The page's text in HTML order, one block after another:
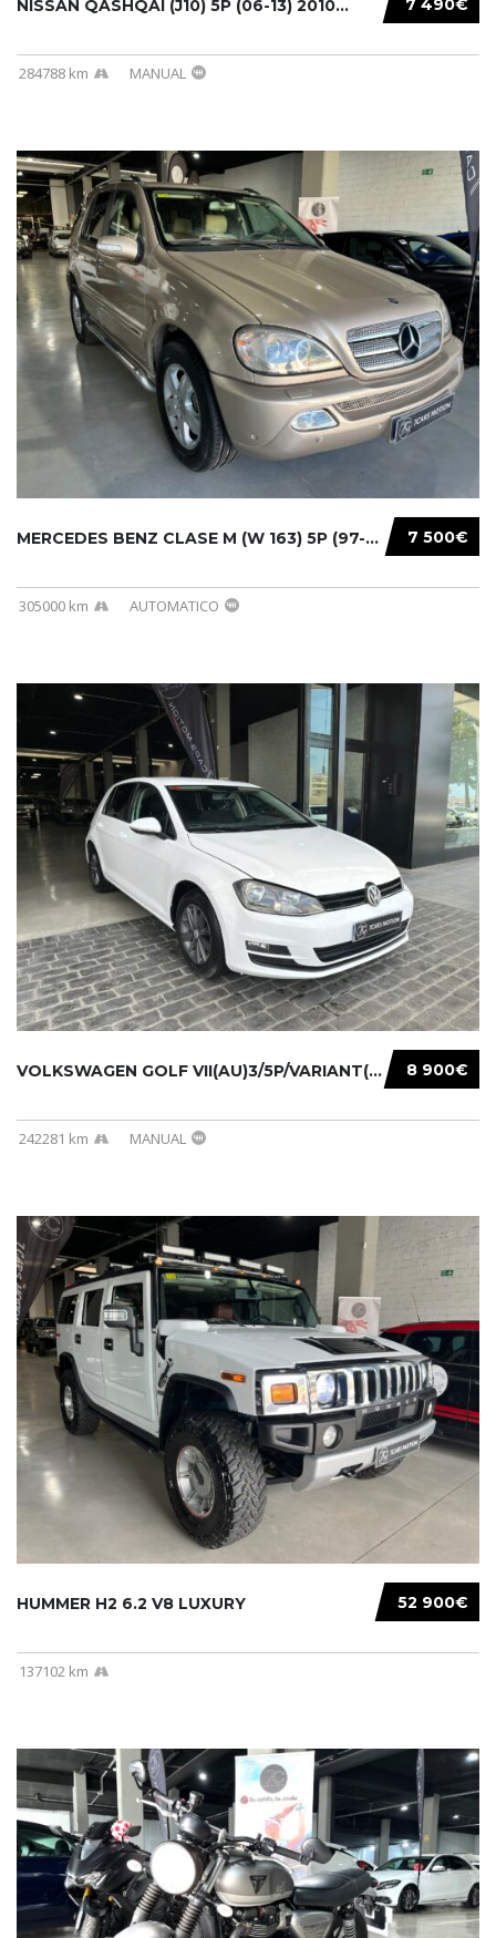
7 490€
NISSAN QASHQAI (J10) 5P (06-13) 2010...
284788 km MANUAL
7 500€
MERCEDES BENZ CLASE M (W 163) 5P (97-05) 200...
305000 km AUTOMATICO
8 900€
VOLKSWAGEN GOLF VII(AU)3/5P/VARIANT(12-16 20...
242281 km MANUAL
52 900€
HUMMER H2 6.2 V8 LUXURY
137102 km